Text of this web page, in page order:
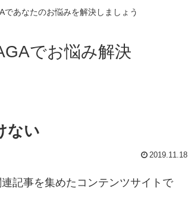
であなたのお悩みを解決しましょう
でお悩み解決
ない
2019.11.18
記事を集めたコンテンツサイトで